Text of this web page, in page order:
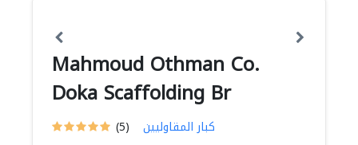
Mahmoud Othman Co.
Doka Scaffolding Br
(5) كبار المقاوليين